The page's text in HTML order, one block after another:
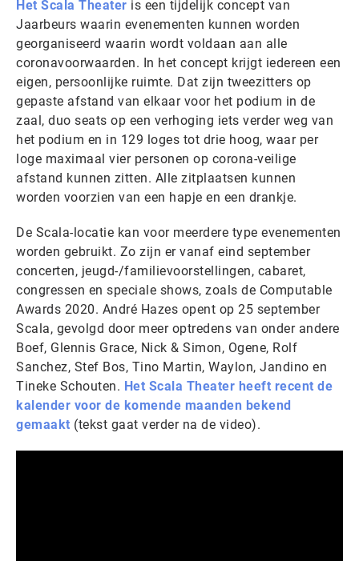
Het Scala Theater is een tijdelijk concept van
Jaarbeurs waarin evenementen kunnen worden
georganiseerd waarin wordt voldaan aan alle
coronavoorwaarden. In het concept krijgt iedereen een
eigen, persoonlijke ruimte. Dat zijn tweezitters op
gepaste afstand van elkaar voor het podium in de
zaal, duo seats op een verhoging iets verder weg van
het podium en in 129 loges tot drie hoog, waar per
loge maximaal vier personen op corona-veilige
afstand kunnen zitten. Alle zitplaatsen kunnen
worden voorzien van een hapje en een drankje.
De Scala-locatie kan voor meerdere type evenementen
worden gebruikt. Zo zijn er vanaf eind september
concerten, jeugd-/familievoorstellingen, cabaret,
congressen en speciale shows, zoals de Computable
Awards 2020. André Hazes opent op 25 september
Scala, gevolgd door meer optredens van onder andere
Boef, Glennis Grace, Nick & Simon, Ogene, Rolf
Sanchez, Stef Bos, Tino Martin, Waylon, Jandino en
Tineke Schouten. Het Scala Theater heeft recent de
kalender voor de komende maanden bekend
gemaakt (tekst gaat verder na de video).